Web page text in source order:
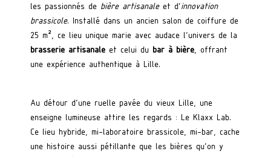
les passionnés de bière artisanaleet d’ innovation
brassicole. Installé dans un ancien salon de coiffure de
25 m², ce lieu unique marie avec audace l’univers de la
brasserie artisanale et celui du bar à bière, offrant
une expérience authentique à Lille.
Au détour d’une ruelle pavée du vieux Lille, une
enseigne lumineuse attire les regards : Le Klaxx Lab.
Ce lieu hybride, mi-laboratoire brassicole, mi-bar, cache
une histoire aussi pétillante que les bières qu’on y